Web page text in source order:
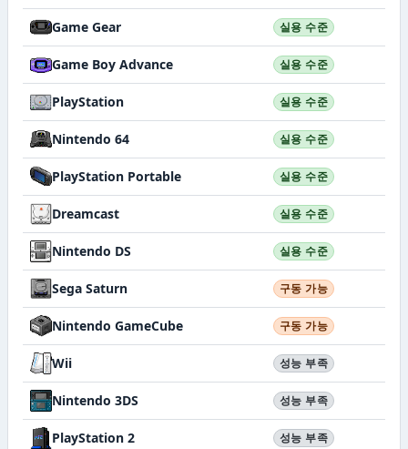
Game Gear 실용 수준
Game Boy Advance 실용 수준
PlayStation 실용 수준
Nintendo 64 실용 수준
PlayStation Portable 실용 수준
Dreamcast 실용 수준
Nintendo DS 실용 수준
Sega Saturn 구동 가능
Nintendo GameCube 구동 가능
Wii 성능 부족
Nintendo 3DS 성능 부족
PlayStation 2 성능 부족